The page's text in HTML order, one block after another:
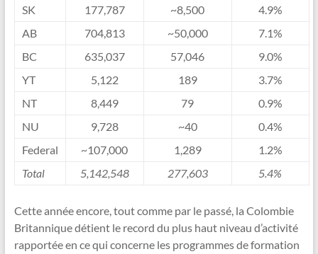
SK
177,787 ~8,500
4.9%
AB
704,813 ~50,000
7.1%
BC
635,037 57,046
9.0%
YT
5,122 189
3.7%
NT
8,449 79
0.9%
NU
9,728 ~40
0.4%
Federal
~107,000 1,289
1.2%
Total
5,142,548 277,603 5.4%
Cette année encore, tout comme par le passé, la Colombie
Britannique détient le record du plus haut niveau d’activité
rapportée en ce qui concerne les programmes de formation